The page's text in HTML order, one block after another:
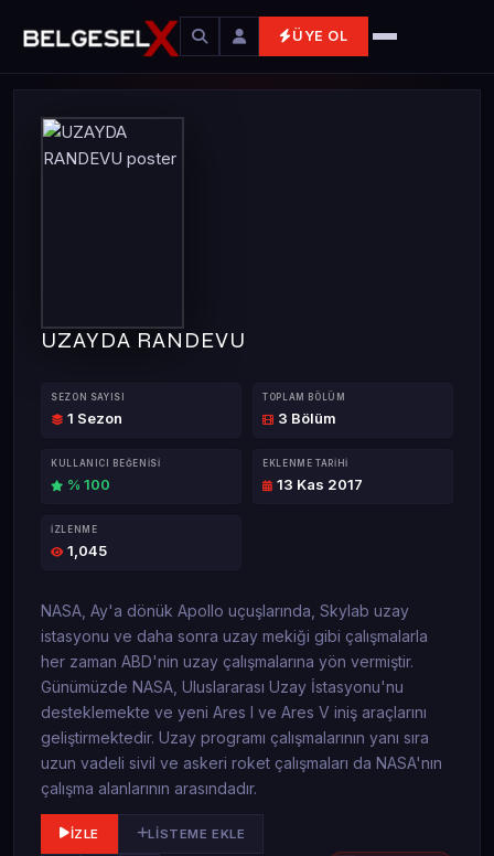
ÜYE OL
UZAYDA RANDEVU
SEZON SAYISI
1 Sezon
TOPLAM BÖLÜM
3 Bölüm
KULLANICI BEĞENISI
% 100
EKLENME TARIHI
13 Kas 2017
İZLENME
1,045
NASA, Ay'a dönük Apollo uçuşlarında, Skylab uzay
istasyonu ve daha sonra uzay mekiği gibi çalışmalarla
her zaman ABD'nin uzay çalışmalarına yön vermiştir.
Günümüzde NASA, Uluslararası Uzay İstasyonu'nu
desteklemekte ve yeni Ares I ve Ares V iniş araçlarını
geliştirmektedir. Uzay programı çalışmalarının yanı sıra
uzun vadeli sivil ve askeri roket çalışmaları da NASA'nın
çalışma alanlarının arasındadır.
İZLE LISTEME EKLE